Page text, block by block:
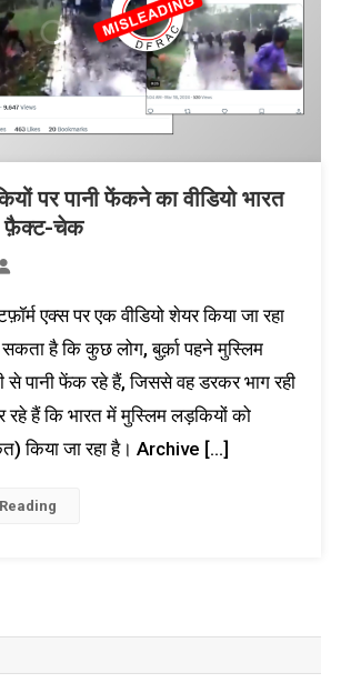
पर पानी फेंकने का वीडियो भारत
फ़ैक्ट-चेक
एक्स पर एक वीडियो शेयर किया जा रहा
है कि कुछ लोग, बुर्क़ा पहने मुस्लिम
से पानी फेंक रहे हैं, जिससे वह डरकर भाग रही
रहे हैं कि भारत में मुस्लिम लड़कियों को
किया जा रहा है। Archive […]